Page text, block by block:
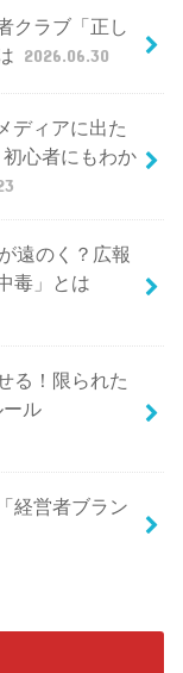
クラブ「正し
2026.06.30
ディアに出た
心者にもわか
遠のく？広報
毒」とは
る！限られた
ル
経営者ブラン